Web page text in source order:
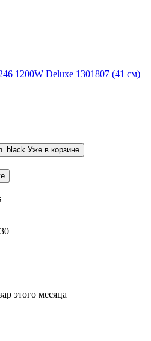
1200W Deluxe 1301807 (41 см)
Уже в корзине
30
этого месяца